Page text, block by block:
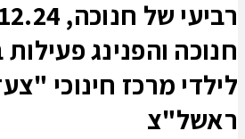
חנוכה והפנינג
לילדי מרכז חינוכי
ראשל"צ